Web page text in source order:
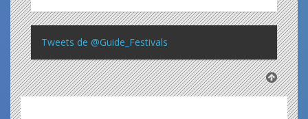
Tweets de @Guide_Festivals